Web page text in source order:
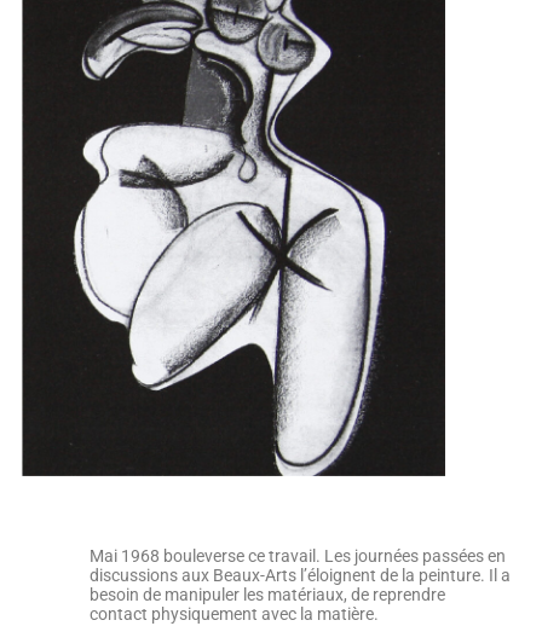
Mai 1968 bouleverse ce travail. Les journées passées en
discussions aux Beaux-Arts l’éloignent de la peinture. Il a
besoin de manipuler les matériaux, de reprendre
contact physiquement avec la matière.